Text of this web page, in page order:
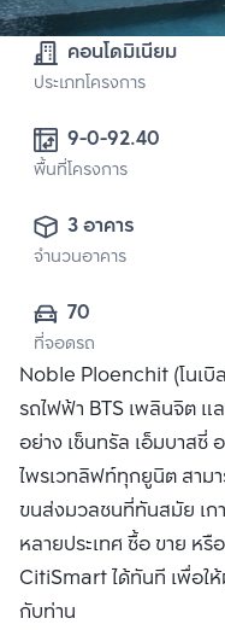
คอนโดมิเนียม
ประเภทโครงการ
พื้นที่โครงการ
3 อาคาร
จำนวนอาคาร
70
ที่จอดรถ
Noble Ploenchit (โนเบิ
รถไฟฟ้า BTS เพลินจิต แ
อย่าง เซ็นทรัล เอ็มบาสซี่
ไพรเวทลิฟท์ทุกยูนิต สามา
ขนส่งมวลชนที่ทันสมัย เก
หลายประเทศ ซื้อ ขาย หรื
CitiSmart ได้ทันที เพื่อให้
กับท่าน